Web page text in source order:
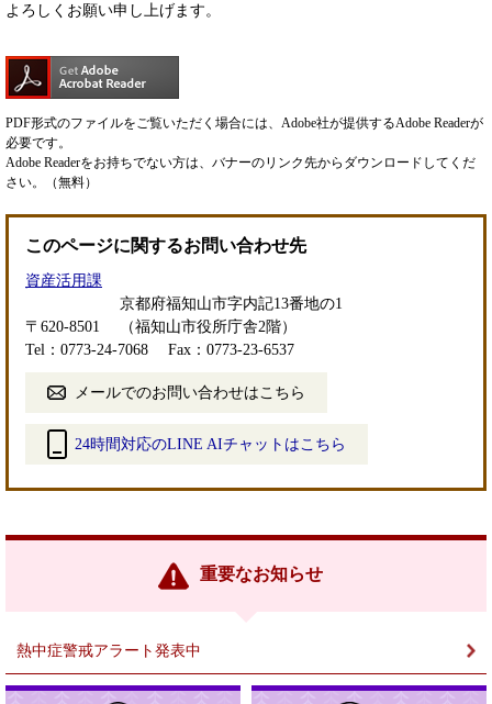
よろしくお願い申し上げます。
PDF形式のファイルをご覧いただく場合には、Adobe社が提供するAdobe Readerが
必要です。
Adobe Readerをお持ちでない方は、バナーのリンク先からダウンロードしてくだ
さい。（無料）
このページに関するお問い合わせ先
資産活用課
〒620-8501
京都府福知山市字内記13番地の1
（福知山市役所庁舎2階）
Tel：0773-24-7068
Fax：0773-23-6537
メールでのお問い合わせはこちら
24時間対応のLINE AIチャットはこちら
リ
重要なお知らせ
熱中症警戒アラート発表中